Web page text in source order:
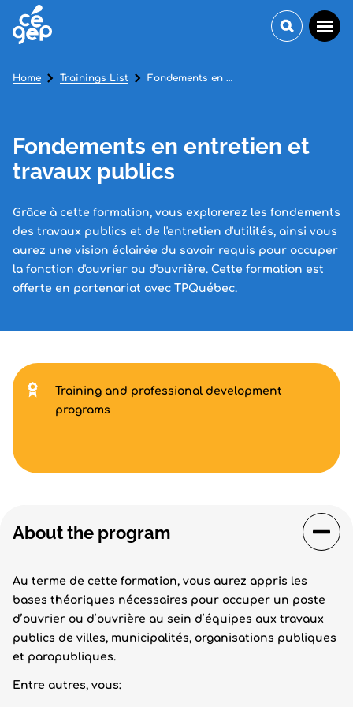
Fondements en entretien et
travaux publics
Grâce à cette formation, vous explorerez les fondements
des travaux publics et de l'entretien d'utilités, ainsi vous
aurez une vision éclairée du savoir requis pour occuper
la fonction d'ouvrier ou d'ouvrière. Cette formation est
offerte en partenariat avec TPQuébec.
Home Trainings List Fondements en entretien et travaux publics
About the program
Au terme de cette formation, vous aurez appris les
bases théoriques nécessaires pour occuper un poste
d’ouvrier ou d’ouvrière au sein d’équipes aux travaux
publics de villes, municipalités, organisations publiques
et parapubliques.
Entre autres, vous:
Training and professional development
programs